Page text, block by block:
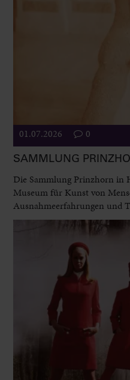
01.07.2026 0
SAMMLUNG
Die Sammlung Prinzhorn in
Museum für Kunst von
Ausnahmeerfahrungen und